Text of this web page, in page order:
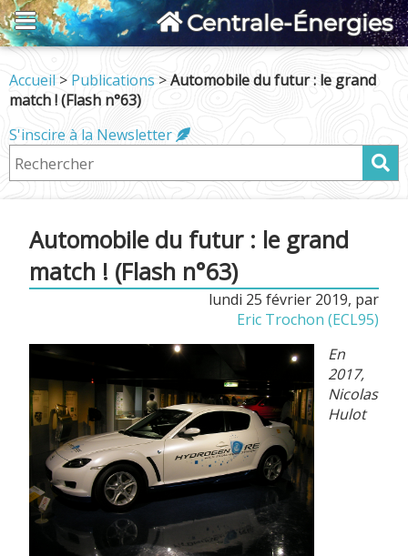
Centrale-Énergies
Accueil > Publications >Automobile du futur : le grand
match ! (Flash n°63)
S'inscire à la Newsletter
Automobile du futur : le grand
match ! (Flash n°63)
lundi 25 février 2019, par
Eric Trochon (ECL95)
En
2017,
Nicolas
Hulot